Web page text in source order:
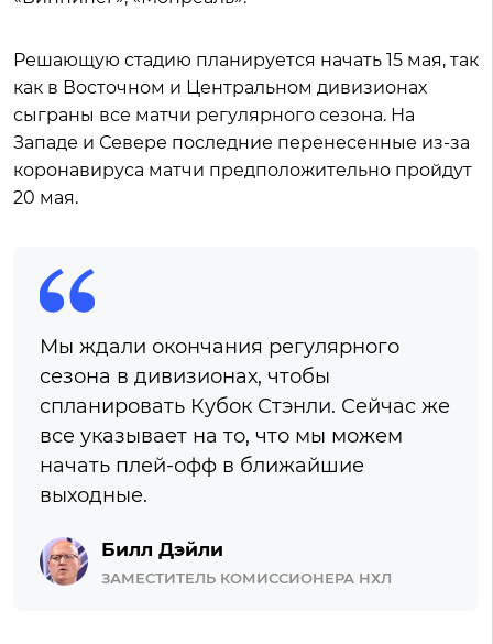
Решающую стадию планируется начать 15 мая, так
как в Восточном и Центральном дивизионах
сыграны все матчи регулярного сезона. На
Западе и Севере последние перенесенные из-за
коронавируса матчи предположительно пройдут
20 мая.
Мы ждали окончания регулярного
сезона в дивизионах, чтобы
спланировать Кубок Стэнли. Сейчас же
все указывает на то, что мы можем
начать плей-офф в ближайшие
выходные.
Билл Дэйли
ЗАМЕСТИТЕЛЬ КОМИССИОНЕРА НХЛ